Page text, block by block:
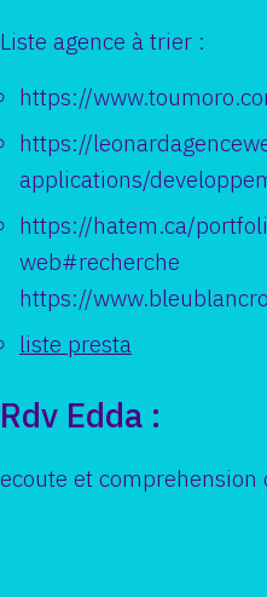
Liste agence à trier :
https://
https://
applications/
https://hatem.ca/
web#recherche
https://
liste presta
Rdv Edda :
ecoute et comprehension